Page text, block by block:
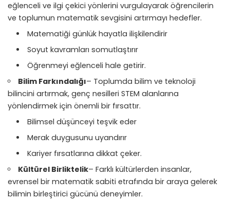
eğlenceli ve ilgi çekici yönlerini vurgulayarak öğrencilerin
ve toplumun matematik sevgisini artırmayı hedefler.
Matematiği günlük hayatla ilişkilendirir
Soyut kavramları somutlaştırır
Öğrenmeyi eğlenceli hale getirir.
Bilim Farkındalığı– Toplumda bilim ve teknoloji
bilincini artırmak, genç nesilleri STEM alanlarına
yönlendirmek için önemli bir fırsattır.
Bilimsel düşünceyi teşvik eder
Merak duygusunu uyandırır
Kariyer fırsatlarına dikkat çeker.
Kültürel Birliktelik– Farklı kültürlerden insanlar,
evrensel bir matematik sabiti etrafında bir araya gelerek
bilimin birleştirici gücünü deneyimler.